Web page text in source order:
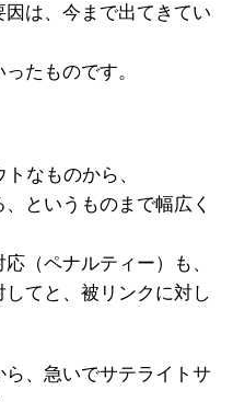
は、今まで出てきてい
たものです。
なものから、
というものまで幅広く
（ペナルティー）も、
てと、被リンクに対し
、急いでサテライトサ